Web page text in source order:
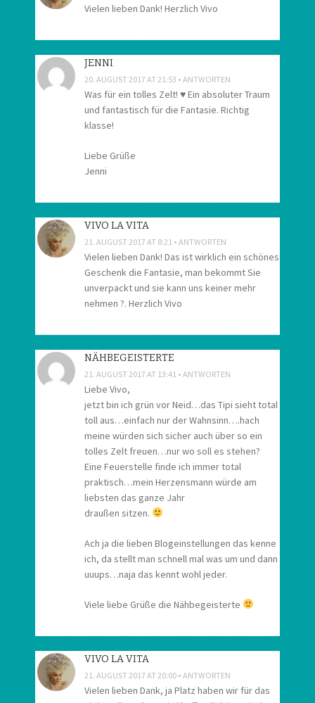
Vielen lieben Dank! Herzlich Vivo
JENNI
20. AUGUST 2017 AT 21:53 ANTWORTEN
Was für ein tolles Zelt! ♥ Ein absoluter Traum
und fantastisch für die Fantasie. Richtig
klasse!
Liebe Grüße
Jenni
VIVO LA VITA
21. AUGUST 2017 AT 8:21 ANTWORTEN
Vielen lieben Dank! Das ist wirklich ein schönes
Geschenk die Fantasie, man bekommt Sie
unverpackt und sie kann uns keiner mehr
nehmen ?. Herzlich Vivo
NÄHBEGEISTERTE
21. AUGUST 2017 AT 13:41 ANTWORTEN
Liebe Vivo,
jetzt bin ich grün vor Neid…das Tipi sieht total
toll aus…einfach nur der Wahnsinn….hach
meine würden sich sicher auch über so ein
tolles Zelt freuen…nur wo soll es stehen?
Eine Feuerstelle finde ich immer total
praktisch…mein Herzensmann würde am
liebsten das ganze Jahr
draußen sitzen.
Ach ja die lieben Blogeinstellungen das kenne
ich, da stellt man schnell mal was um und dann
uuups…naja das kennt wohl jeder.
Viele liebe Grüße die Nähbegeisterte
VIVO LA VITA
21. AUGUST 2017 AT 20:00 ANTWORTEN
Vielen lieben Dank, ja Platz haben wir für das